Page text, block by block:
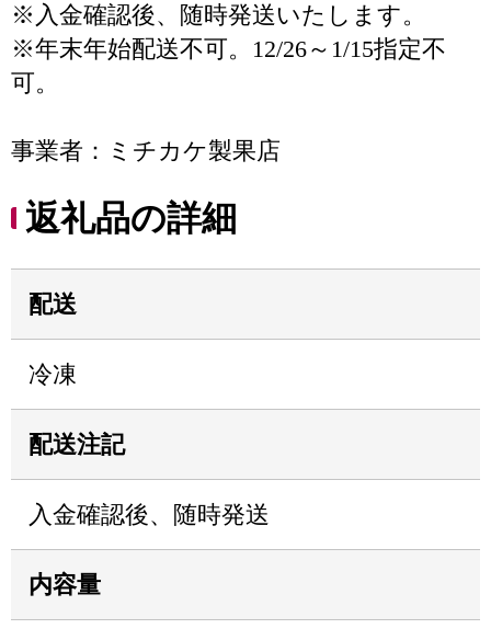
※入金確認後、随時発送いたします。
※年末年始配送不可。12/26～1/15指定不
可。
事業者：ミチカケ製果店
返礼品の詳細
配送
冷凍
配送注記
入金確認後、随時発送
内容量